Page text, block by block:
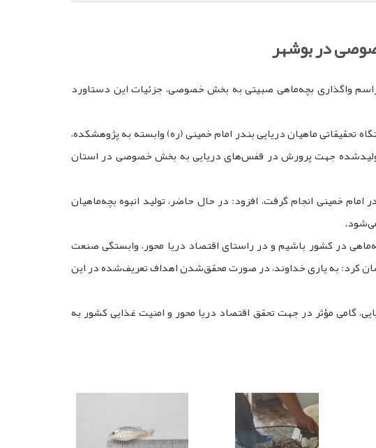
در بوشهر
واگذاری بچه‌ماهی صبیتی به بخش خصوصی، جزئیات این دستاورد
ماهیان دریایی بندر امام خمینی (ره) وابسته به پژوهشکده،
را از اوایل اسفندماه سال ۱۴۰۴ آغاز کردند و در تیرماه سال ۱۴۰۵، بچه‌ماهیان تولیدشده جهت پرورش در قفس‌های دریایی به بخش خصوصی در استان
خمینی انجام گرفت، افزود: در حال حاضر، تولید انبوه بچه‌ماهیان
در کشور باشیم و در راستای اقتصاد دریا محور، وابستگی صنعت
کرد: به یاری خداوند، در صورت محقق‌شدن اهداف تعریف‌شده در این
گامی مؤثر در جهت تحقق اقتصاد دریا محور و امنیت غذایی کشور به